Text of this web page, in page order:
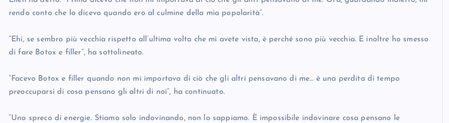
rendo conto che lo dicevo quando ero al culmine della mia popolarità”.
“Ehi, se sembro più vecchia rispetto all’ultima volta che mi avete vista, è perché sono più vecchia. E inoltre ho smesso
di fare Botox e filler”, ha sottolineato.
“Facevo Botox e filler quando non mi importava di ciò che gli altri pensavano di me… è una perdita di tempo
preoccuparsi di cosa pensano gli altri di noi”, ha continuato.
“Uno spreco di energie. Stiamo solo indovinando, non lo sappiamo. È impossibile indovinare cosa pensano le